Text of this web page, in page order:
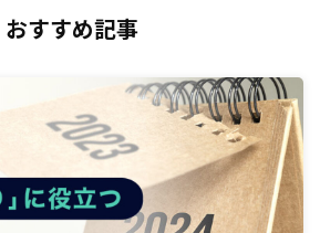
おすすめ記事